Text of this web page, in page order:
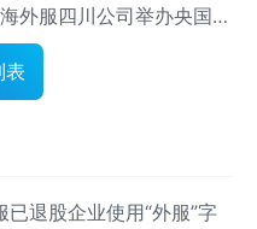
大会成功举办
表
已退股企业使用“外服”字